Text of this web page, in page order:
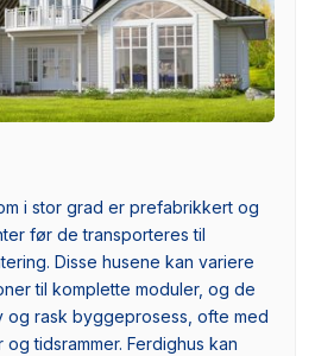
i stor grad er prefabrikkert og
før de transporteres til
Disse husene kan variere
til komplette moduler, og de
og rask byggeprosess, ofte med
tidsrammer. Ferdighus kan